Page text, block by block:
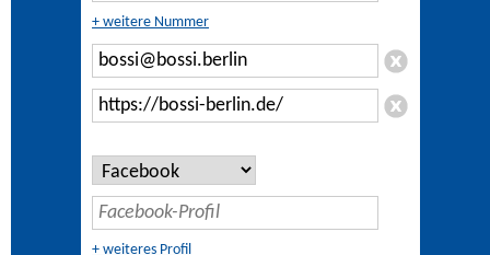
+ weitere Nummer
+ weiteres Profil